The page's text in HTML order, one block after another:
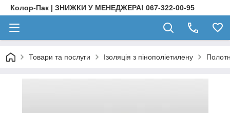
Колор-Пак | ЗНИЖКИ У МЕНЕДЖЕРА! 067-322-00-95
Товари та послуги Ізоляція з пінополіетилену